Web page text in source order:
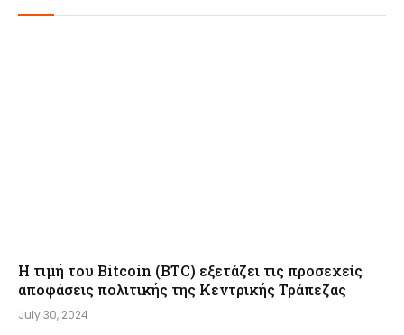
Η τιμή του Bitcoin (BTC) εξετάζει τις προσεχείς
αποφάσεις πολιτικής της Κεντρικής Τράπεζας
July 30, 2024